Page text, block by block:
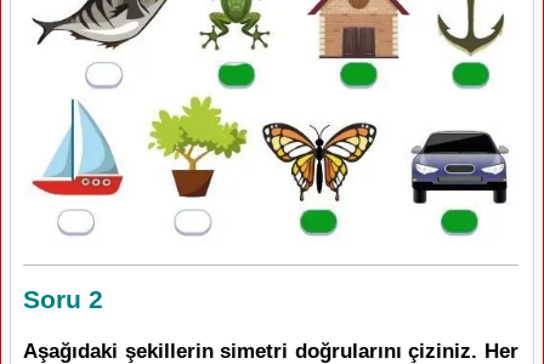
Soru 2
Aşağıdaki şekillerin simetri doğrularını çiziniz. Her